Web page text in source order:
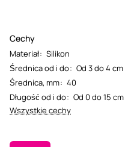
Cechy
Materiał: Silikon
Średnica od i do: Od 3 do 4 cm
Średnica, mm: 40
Długość od i do: Od 0 do 15 cm
Wszystkie cechy